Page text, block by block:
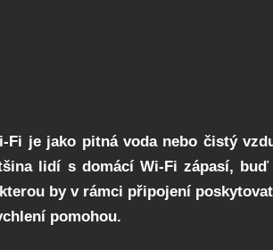
Fi je jako pitná voda nebo čistý
lidí s domácí Wi-Fi zápasí,
by v rámci připojení
pomohou.